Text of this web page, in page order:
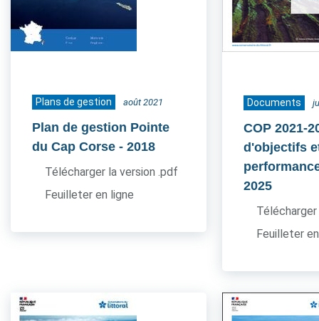
Plans de gestion août 2021
Plan de gestion Pointe
du Cap Corse - 2018
Télécharger la version .pdf
Feuilleter en ligne
Documents
COP 2021-
d'objectifs
2025
Feuilleter